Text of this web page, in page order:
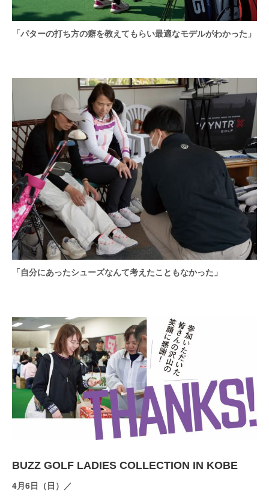
「パターの打ち方の癖を教えてもらい最適なモデルがわかった」
「自分にあったシューズなんて考えたこともなかった」
BUZZ GOLF LADIES COLLECTION IN KOBE
4月6日（日）／